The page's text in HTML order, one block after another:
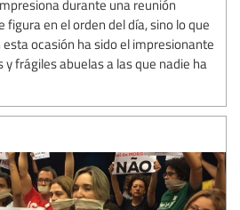
durante una reunión
figura en el orden del día, sino lo que
ocasión ha sido el impresionante
frágiles abuelas a las que nadie ha